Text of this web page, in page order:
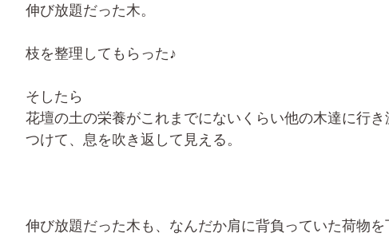
伸び放題だった木。
枝を整理してもらった♪
そしたら
花壇の土の栄養がこれまでにないくらい他の木達に行
つけて、息を吹き返して見える。
伸び放題だった木も、なんだか肩に背負っていた荷物